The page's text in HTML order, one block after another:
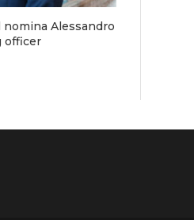
nomina Alessandro
officer